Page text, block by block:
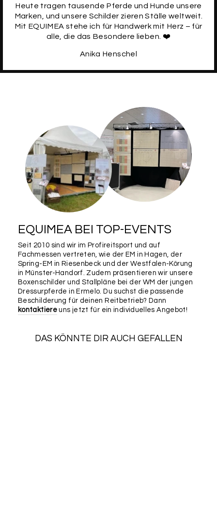
Heute tragen tausende Pferde und Hunde unsere
Marken, und unsere Schilder zieren Ställe weltweit.
Mit EQUIMEA stehe ich für Handwerk mit Herz – für
alle, die das Besondere lieben. ❤️
Anika Henschel
EQUIMEA BEI TOP-EVENTS
Seit 2010 sind wir im Profireitsport und auf
Fachmessen vertreten, wie der EM in Hagen, der
Spring-EM in Riesenbeck und der Westfalen-Körung
in Münster-Handorf. Zudem präsentieren wir unsere
Boxenschilder und Stallpläne bei der WM der jungen
Dressurpferde in Ermelo. Du suchst die passende
Beschilderung für deinen Reitbetrieb? Dann
kontaktiere uns jetzt für ein individuelles Angebot!
DAS KÖNNTE DIR AUCH GEFALLEN